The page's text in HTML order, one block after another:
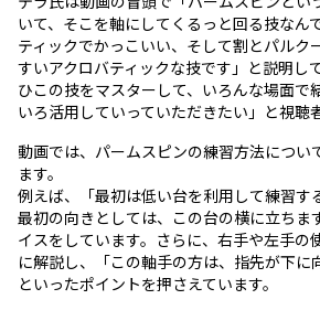
いて、そこを軸にしてくるっと回る技なん
ティックでかっこいい、そして割とパルク
すいアクロバティックな技です」と説明し
ひこの技をマスターして、いろんな場面で
いろ活用していっていただきたい」と視聴
動画では、パームスピンの練習方法につい
ます。
例えば、「最初は低い台を利用して練習す
最初の向きとしては、この台の横に立ちま
イスをしています。さらに、右手や左手の
に解説し、「この軸手の方は、指先が下に
といったポイントを押さえています。